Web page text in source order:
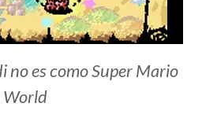
no es como Super Mario
World